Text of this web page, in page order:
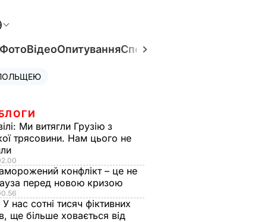
ФотоВідеоОпитуванняСпецпроєкти
Ми витягли Грузію з
трясовини. Нам цього не
конфлікт – це не
перед новою кризою
У нас сотні тисяч фіктивних
ще більше ховається від